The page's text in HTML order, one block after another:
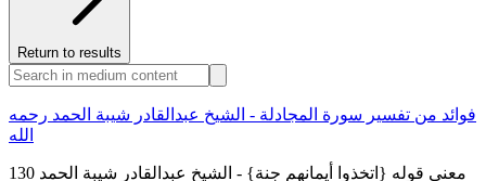
Return to results
فوائد من تفسير سورة المجادلة - الشيخ عبدالقادر شيبة الحمد رحمه
الله
130 معنى قوله {اتخذوا أيمانهم جنة} - الشيخ عبدالقادر شيبة الحمد